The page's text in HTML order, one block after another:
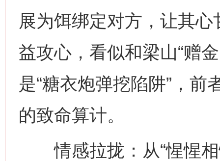
展为饵绑定对方，让其
益攻心，看似和梁山“赠
是“糖衣炮弹挖陷阱”，
的致命算计。
情感拉拢：从“惺惺相